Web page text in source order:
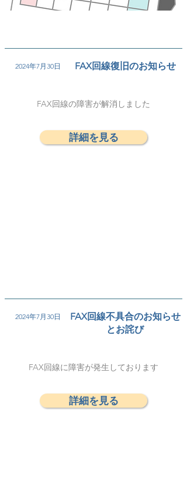
2024年7月30日 FAX回線復旧のお知らせ
FAX回線の障害が解消しました
詳細を見る
2024年7月30日
FAX回線不具合のお知らせ
とお詫び
FAX回線に障害が発生しております
詳細を見る